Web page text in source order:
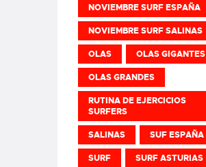
NOVIEMBRE SURF ESPAÑA
NOVIEMBRE SURF SALINAS
OLAS OLAS GIGANTES
OLAS GRANDES
RUTINA DE EJERCICIOS
SURFERS
SALINAS SUF ESPAÑA
SURF SURF ASTURIAS